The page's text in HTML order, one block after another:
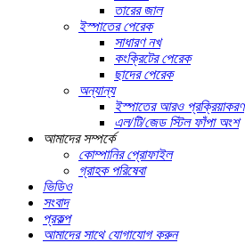
তারের জাল
ইস্পাতের পেরেক
সাধারণ নখ
কংক্রিটের পেরেক
ছাদের পেরেক
অন্যান্য
ইস্পাতের আরও প্রক্রিয়াকরণ
এল/টি/জেড স্টিল ফাঁপা অংশ
আমাদের সম্পর্কে
কোম্পানির প্রোফাইল
গ্রাহক পরিষেবা
ভিডিও
সংবাদ
প্রকল্প
আমাদের সাথে যোগাযোগ করুন